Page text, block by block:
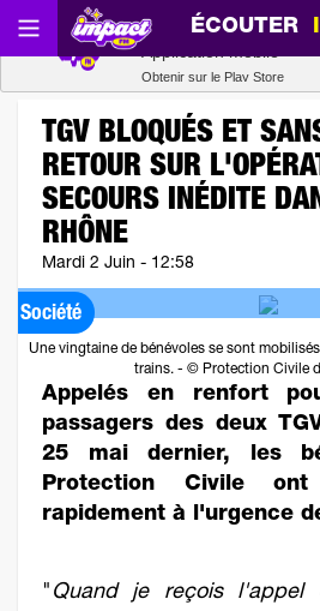
ÉCOUTER
TGV BLOQUÉS ET
RETOUR SUR
SECOURS INÉDITE
RHÔNE
Mardi 2 Juin - 12:58
Société
Une vingtaine de bénévoles se sont
trains. - © Protection Civile
Appelés en renfort
passagers des deux
25 mai dernier, les
Protection Civile
rapidement à l'urgence
" Quand je reçois l'appel
Radio SCOOP
Obtenir sur le Play Store